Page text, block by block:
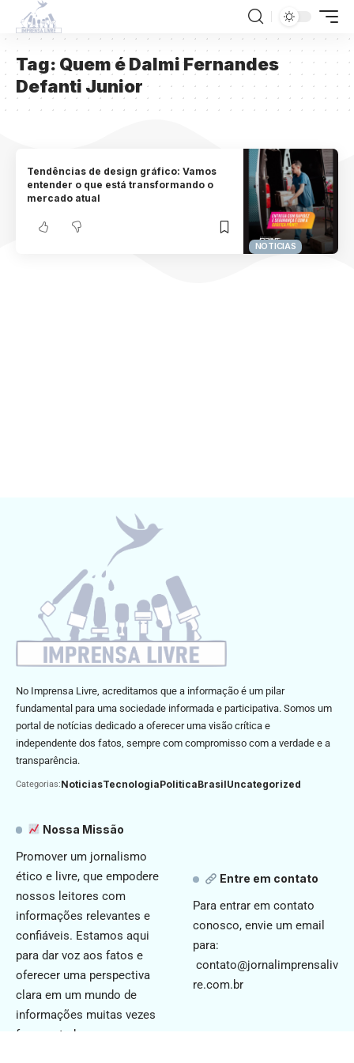
Tag: Quem é Dalmi Fernandes
Defanti Junior
NOTICIAS
Tendências de design gráfico: Vamos
entender o que está transformando o
mercado atual
No Imprensa Livre, acreditamos que a informação é um pilar
fundamental para uma sociedade informada e participativa. Somos um
portal de notícias dedicado a oferecer uma visão crítica e
independente dos fatos, sempre com compromisso com a verdade e a
transparência.
Categorias:NoticiasTecnologiaPoliticaBrasilUncategorized
Nossa Missão
Promover um jornalismo
ético e livre, que empodere
nossos leitores com
informações relevantes e
confiáveis. Estamos aqui
para dar voz aos fatos e
oferecer uma perspectiva
clara em um mundo de
informações muitas vezes
fragmentadas.
Entre em contato
Para entrar em contato
conosco, envie um email
para:
contato@jornalimprensaliv
re.com.br